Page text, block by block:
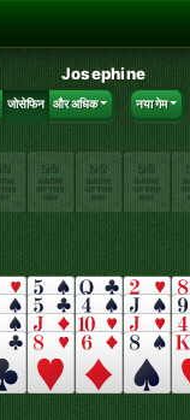
Josephine
जोसेफिन और अधिक नया गेम